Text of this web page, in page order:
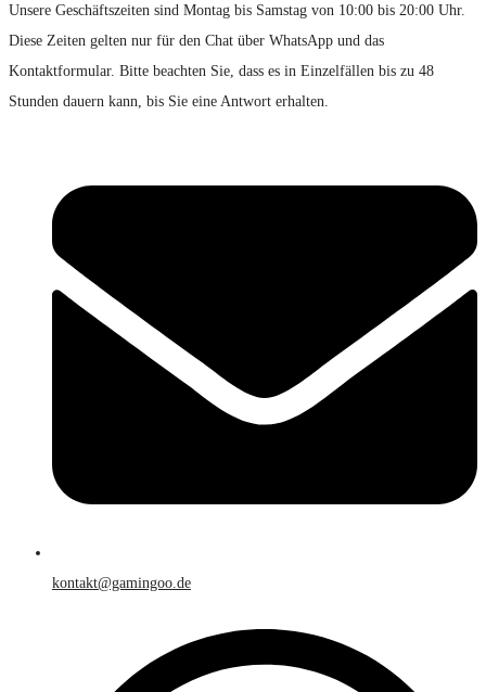
Unsere Geschäftszeiten sind Montag bis Samstag von 10:00 bis 20:00 Uhr.
Diese Zeiten gelten nur für den Chat über WhatsApp und das
Kontaktformular. Bitte beachten Sie, dass es in Einzelfällen bis zu 48
Stunden dauern kann, bis Sie eine Antwort erhalten.
kontakt@gamingoo.de